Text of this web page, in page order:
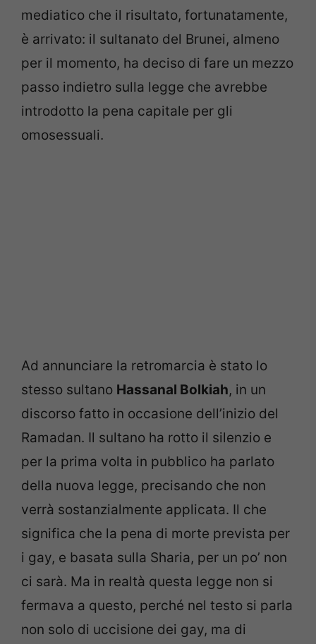
mediatico che il risultato, fortunatamente,
è arrivato: il sultanato del Brunei, almeno
per il momento, ha deciso di fare un mezzo
passo indietro sulla legge che avrebbe
introdotto la pena capitale per gli
omosessuali.
Ad annunciare la retromarcia è stato lo
stesso sultano Hassanal Bolkiah, in un
discorso fatto in occasione dell’inizio del
Ramadan. Il sultano ha rotto il silenzio e
per la prima volta in pubblico ha parlato
della nuova legge, precisando che non
verrà sostanzialmente applicata. Il che
significa che la pena di morte prevista per
i gay, e basata sulla Sharia, per un po’ non
ci sarà. Ma in realtà questa legge non si
fermava a questo, perché nel testo si parla
non solo di uccisione dei gay, ma di